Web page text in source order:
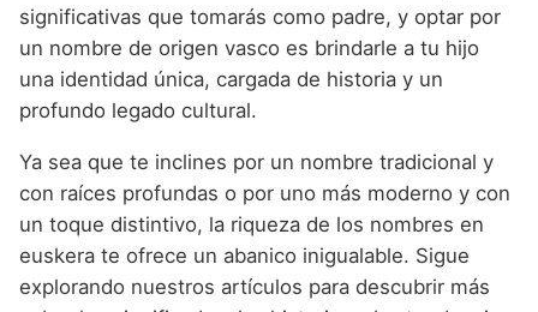
significativas que tomarás como padre, y optar por
un nombre de origen vasco es brindarle a tu hijo
una identidad única, cargada de historia y un
profundo legado cultural.
Ya sea que te inclines por un nombre tradicional y
con raíces profundas o por uno más moderno y con
un toque distintivo, la riqueza de los nombres en
euskera te ofrece un abanico inigualable. Sigue
explorando nuestros artículos para descubrir más